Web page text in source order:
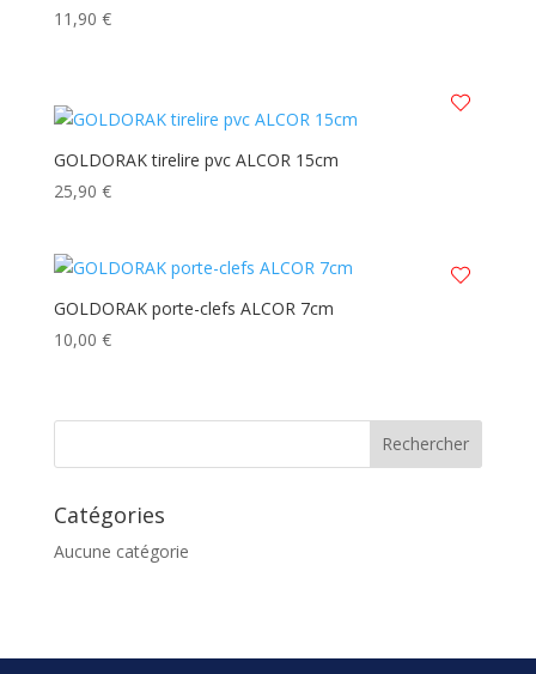
11,90 €
GOLDORAK tirelire pvc ALCOR 15cm
25,90 €
GOLDORAK porte-clefs ALCOR 7cm
10,00 €
Catégories
Aucune catégorie